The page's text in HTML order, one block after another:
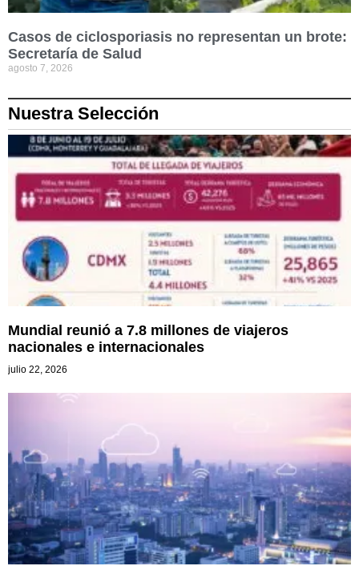
Casos de ciclosporiasis no representan un brote:
Secretaría de Salud
agosto 7, 2026
Nuestra Selección
Mundial reunió a 7.8 millones de viajeros
nacionales e internacionales
julio 22, 2026